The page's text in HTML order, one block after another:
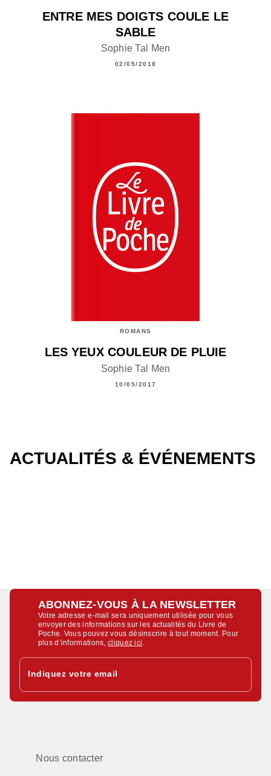
ENTRE MES DOIGTS COULE LE
SABLE
Sophie Tal Men
02/05/2018
ROMANS
LES YEUX COULEUR DE PLUIE
Sophie Tal Men
10/05/2017
ACTUALITÉS & ÉVÉNEMENTS
ABONNEZ-VOUS À LA NEWSLETTER
Votre adresse e-mail sera uniquement utilisée pour vous
envoyer des informations sur les actualités du Livre de
Poche. Vous pouvez vous désinscrire à tout moment. Pour
plus d’informations,cliquez ici.
Indiquez votre email
Nous contacter